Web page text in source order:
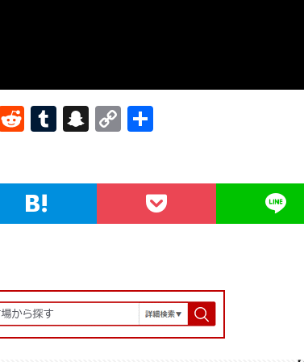
R
di
t
T
r
S
h
C
Li